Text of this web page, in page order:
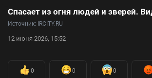
Источник: IRCITY.RU
12 июня 2026, 15:52
0 0 0